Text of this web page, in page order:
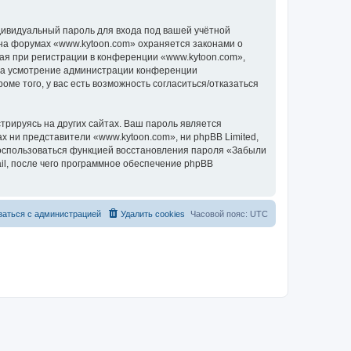
пароль для входа под вашей учётной
«www.kytoon.com» охраняется законами о
регистрации в конференции «www.kytoon.com»,
усмотрение администрации конференции
того, у вас есть возможность согласиться/отказаться
на других сайтах. Ваш пароль является
ни представители «www.kytoon.com», ни phpBB Limited,
функцией восстановления пароля «Забыли
после чего программное обеспечение phpBB
Часовой пояс: UTC
Удалить cookies
с администрацией